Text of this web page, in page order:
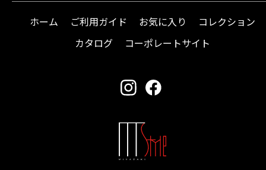
ホーム ご利用ガイド お気に入り
コレクション
カタログ
コーポレートサイト